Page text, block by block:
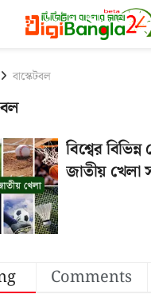
বাস্কেটবল
বিশ্বের
জাতীয় খেলা
Comments